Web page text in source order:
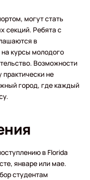
могут стать
секций. Ребята с
в
курсы молодого
Возможности
не
город, где каждый
в Florida
январе или мае.
студентам